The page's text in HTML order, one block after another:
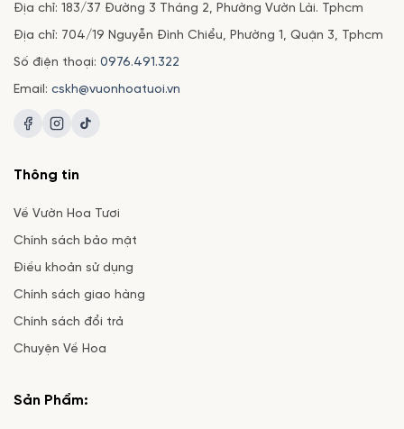
Địa chỉ: 183/37 Đường 3 Tháng 2, Phường Vườn Lài. Tphcm
Địa chỉ: 704/19 Nguyễn Đình Chiểu, Phường 1, Quận 3, Tphcm
Số điện thoại: 0976.491.322
Email: cskh@vuonhoatuoi.vn
Thông tin
Về Vườn Hoa Tươi
Chính sách bảo mật
Điều khoản sử dụng
Chính sách giao hàng
Chính sách đổi trả
Chuyện Về Hoa
Sản Phẩm: